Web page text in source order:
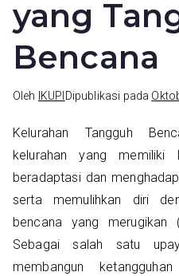
yang
Bencana
Oleh IKUPI Dipublikasi pada
Kelurahan Tangguh
kelurahan yang memiliki
beradaptasi dan
serta memulihkan diri
bencana yang
Sebagai salah satu
membangun